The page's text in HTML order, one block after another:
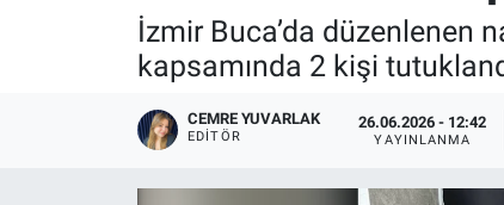
İzmir Buca’da düzenlenen
kapsamında 2 kişi
CEMRE YUVARLAK
EDITÖR
26.06.2026 - 12:42
YAYINLANMA